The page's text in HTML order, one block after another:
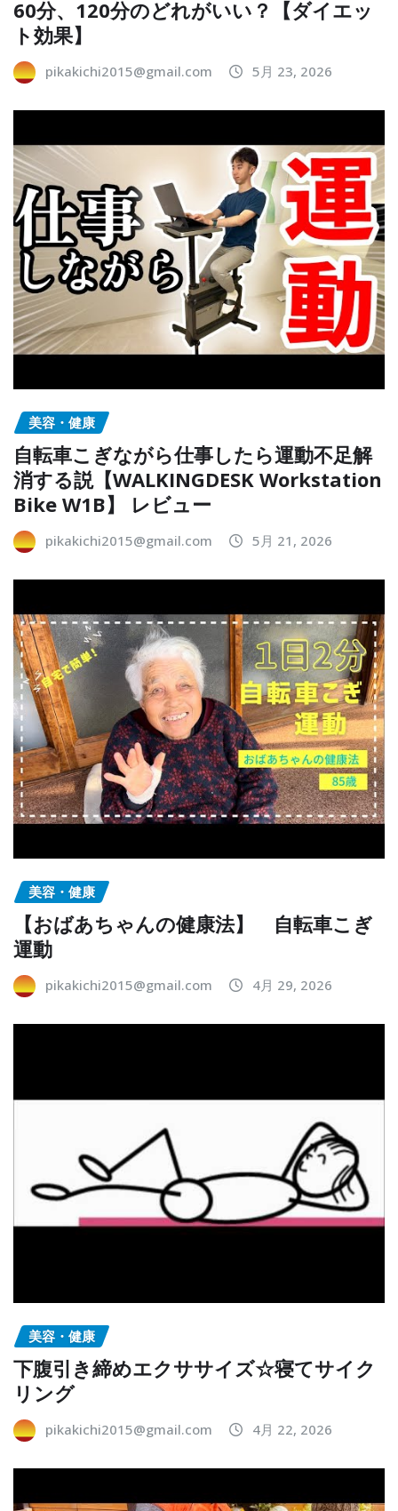
60分、120分のどれがいい？【ダイエッ
ト効果】
pikakichi2015@gmail.com 5月 23, 2026
美容・健康
自転車こぎながら仕事したら運動不足解
消する説【WALKINGDESK Workstation
Bike W1B】 レビュー
pikakichi2015@gmail.com 5月 21, 2026
美容・健康
【おばあちゃんの健康法】 自転車こぎ
運動
pikakichi2015@gmail.com 4月 29, 2026
美容・健康
下腹引き締めエクササイズ☆寝てサイク
リング
pikakichi2015@gmail.com 4月 22, 2026